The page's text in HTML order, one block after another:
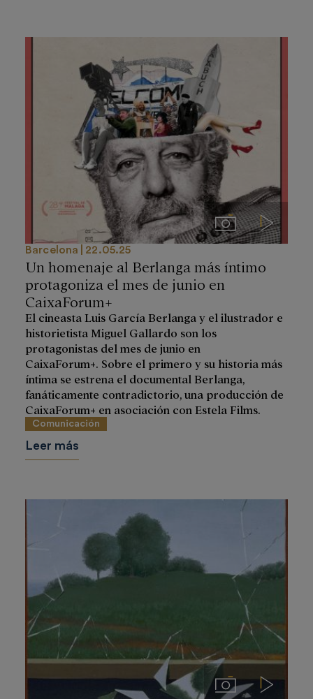
ImágenesVideos
Barcelona 22.05.25
Un homenaje al Berlanga más íntimo
protagoniza el mes de junio en
CaixaForum+
El cineasta Luis García Berlanga y el ilustrador e
historietista Miguel Gallardo son los
protagonistas del mes de junio en
CaixaForum+. Sobre el primero y su historia más
íntima se estrena el documental Berlanga,
fanáticamente contradictorio, una producción de
CaixaForum+ en asociación con Estela Films.
Comunicación
Leer más
ImágenesVideos